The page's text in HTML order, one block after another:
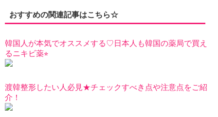
おすすめの関連記事はこちら☆
韓国人が本気でオススメする♡日本人も韓国の薬局で買え
るニキビ薬⭐︎
渡韓整形したい人必見★チェックすべき点や注意点をご紹
介！